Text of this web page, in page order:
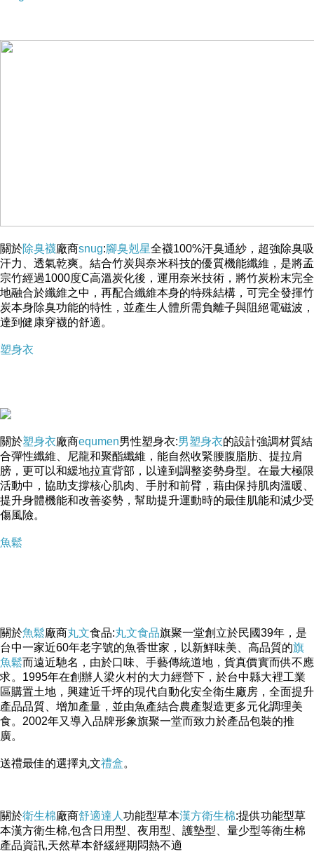
關於除臭襪廠商snug:腳臭剋星全襪100%汗臭通紗，超強除臭吸
汗力、透氣乾爽。結合竹炭與奈米科技的優質機能纖維，是將孟
宗竹經過1000度C高溫炭化後，運用奈米技術，將竹炭粉末完全
地融合於纖維之中，再配合纖維本身的特殊結構，可完全發揮竹
炭本身除臭功能的特性，並產生人體所需負離子與阻絕電磁波，
達到健康穿襪的舒適。
塑身衣
關於塑身衣廠商equmen男性塑身衣:男塑身衣的設計強調材質結
合彈性纖維、尼龍和聚酯纖維，能自然收緊腰腹脂肪、提拉肩
膀，更可以和緩地拉直背部，以達到調整姿勢身型。在最大極限
活動中，協助支撐核心肌肉、手肘和前臂，藉由保持肌肉溫暖、
提升身體機能和改善姿勢，幫助提升運動時的最佳肌能和減少受
傷風險。
魚鬆
關於魚鬆廠商丸文食品:丸文食品旗聚一堂創立於民國39年，是
台中一家近60年老字號的魚香世家，以新鮮味美、高品質的旗
魚鬆而遠近馳名，由於口味、手藝傳統道地，貨真價實而供不應
求。1995年在創辦人梁火村的大力經營下，於台中縣大裡工業
區購置土地，興建近千坪的現代自動化安全衛生廠房，全面提升
產品品質、增加產量，並由魚產結合農產製造更多元化調理美
食。2002年又導入品牌形象旗聚一堂而致力於產品包裝的推
廣。
送禮最佳的選擇丸文禮盒。
關於衛生棉廠商舒適達人 功能型草本漢方衛生棉:提供功能型草
本漢方衛生棉,包含日用型、夜用型、護墊型、量少型等衛生棉
產品資訊,天然草本舒緩經期悶熱不適